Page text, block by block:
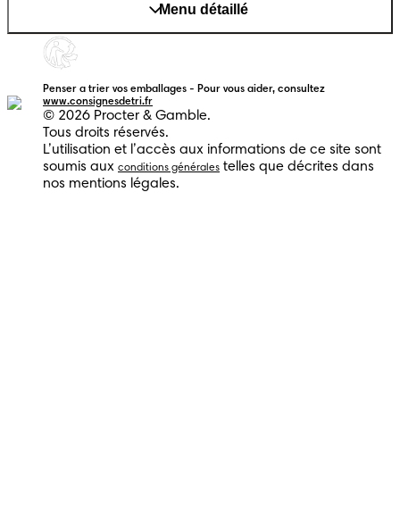
Menu détaillé
Penser a trier vos emballages - Pour vous aider, consultez
www.consignesdetri.fr
© 2026 Procter & Gamble.
Tous droits réservés.
L’utilisation et l’accès aux informations de ce site sont
soumis aux conditions générales telles que décrites dans
nos mentions légales.